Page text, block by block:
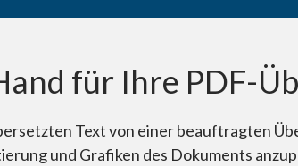
für Ihre PDF-
Text von einer beauftragten
und Grafiken des Dokuments